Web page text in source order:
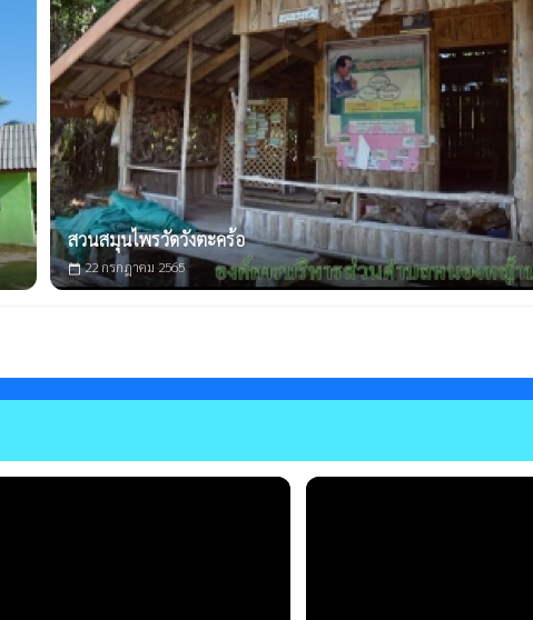
สวนสมุนไพรวัดวังตะคร้อ
calendar_today22 กรกฎาคม 2565